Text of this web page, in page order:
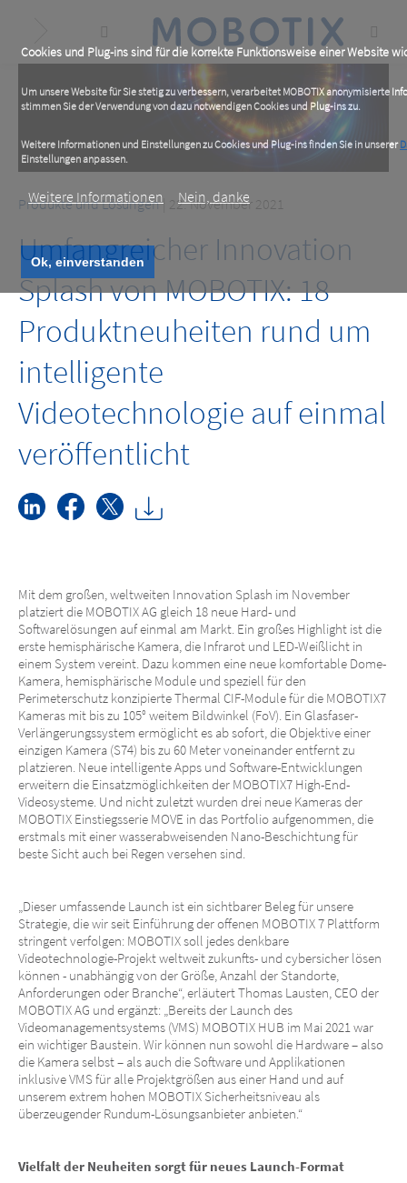
Cookies und Plug-ins sind für die korrekte Funktionsweise einer Website
Um unsere Website für Sie stetig zu verbessern, verarbeitet MOBOTIX anonymisierte
stimmen Sie der Verwendung von dazu notwendigen Cookies und Plug-ins zu.
Weitere Informationen und Einstellungen zu Cookies und Plug-ins finden Sie in unserer
Einstellungen anpassen.
Weitere Informationen Nein, danke
Ok, einverstanden
content
Produkte und Lösungen| 22. November 2021
Umfangreicher Innovation
Splash von MOBOTIX: 18
Produktneuheiten rund um
intelligente
Videotechnologie auf einmal
veröffentlicht
Mit dem großen, weltweiten Innovation Splash im November
platziert die MOBOTIX AG gleich 18 neue Hard- und
Softwarelösungen auf einmal am Markt. Ein großes Highlight ist die
erste hemisphärische Kamera, die Infrarot und LED-Weißlicht in
einem System vereint. Dazu kommen eine neue komfortable Dome-
Kamera, hemisphärische Module und speziell für den
Perimeterschutz konzipierte Thermal CIF-Module für die MOBOTIX7
Kameras mit bis zu 105° weitem Bildwinkel (FoV). Ein Glasfaser-
Verlängerungssystem ermöglicht es ab sofort, die Objektive einer
einzigen Kamera (S74) bis zu 60 Meter voneinander entfernt zu
platzieren. Neue intelligente Apps und Software-Entwicklungen
erweitern die Einsatzmöglichkeiten der MOBOTIX7 High-End-
Videosysteme. Und nicht zuletzt wurden drei neue Kameras der
MOBOTIX Einstiegsserie MOVE in das Portfolio aufgenommen, die
erstmals mit einer wasserabweisenden Nano-Beschichtung für
beste Sicht auch bei Regen versehen sind.
„Dieser umfassende Launch ist ein sichtbarer Beleg für unsere
Strategie, die wir seit Einführung der offenen MOBOTIX 7 Plattform
stringent verfolgen: MOBOTIX soll jedes denkbare
Videotechnologie-Projekt weltweit zukunfts- und cybersicher lösen
können - unabhängig von der Größe, Anzahl der Standorte,
Anforderungen oder Branche“, erläutert Thomas Lausten, CEO der
MOBOTIX AG und ergänzt: „Bereits der Launch des
Videomanagementsystems (VMS) MOBOTIX HUB im Mai 2021 war
ein wichtiger Baustein. Wir können nun sowohl die Hardware – also
die Kamera selbst – als auch die Software und Applikationen
inklusive VMS für alle Projektgrößen aus einer Hand und auf
unserem extrem hohen MOBOTIX Sicherheitsniveau als
überzeugender Rundum-Lösungsanbieter anbieten.“
Vielfalt der Neuheiten sorgt für neues Launch-Format